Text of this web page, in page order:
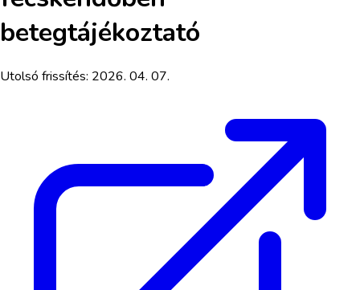
betegtájékoztató
Utolsó frissítés: 2026. 04. 07.